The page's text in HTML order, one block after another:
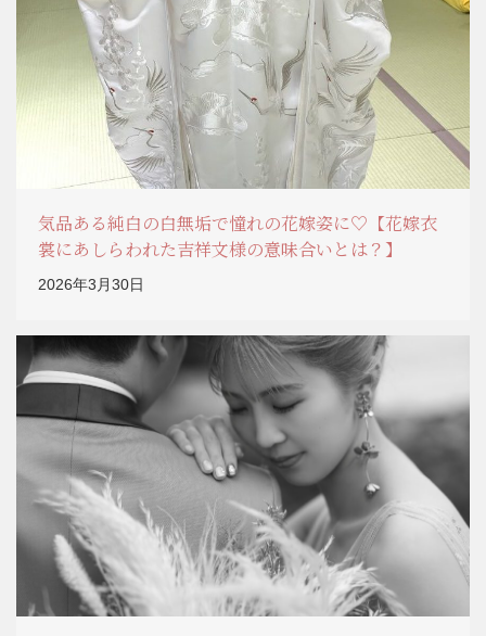
気品ある純白の白無垢で憧れの花嫁姿に♡【花嫁衣
裳にあしらわれた吉祥文様の意味合いとは？】
2026年3月30日